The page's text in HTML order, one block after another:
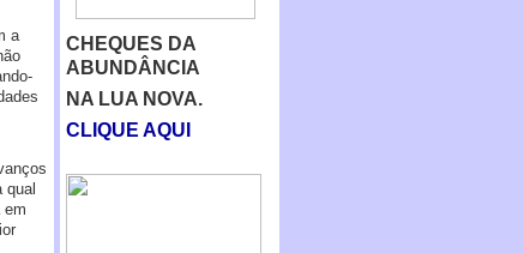
a
qual
em
CHEQUES DA
ABUNDÂNCIA
NA LUA NOVA.
CLIQUE AQUI